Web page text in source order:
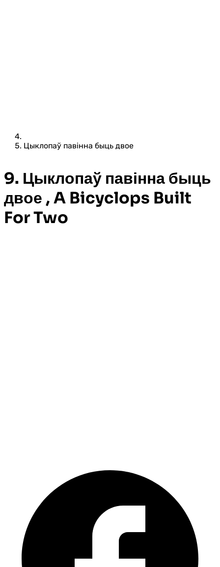
Цыклопаў павінна быць двое
9. Цыклопаў павінна быць
двое , A Bicyclops Built
For Two